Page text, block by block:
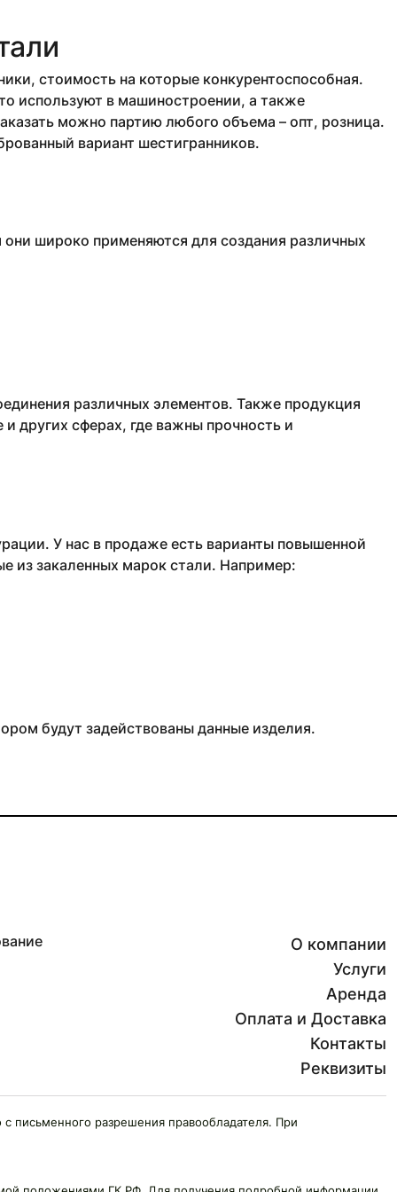
стоимость на которые конкурентоспособная.
используют в машиностроении, а также
можно партию любого объема – опт, розница.
вариант шестигранников.
широко применяются для создания различных
различных элементов. Также продукция
других сферах, где важны прочность и
У нас в продаже есть варианты повышенной
из закаленных марок стали. Например:
будут задействованы данные изделия.
О компании
Услуги
Аренда
Оплата и Доставка
Контакты
Реквизиты
письменного разрешения правообладателя. При